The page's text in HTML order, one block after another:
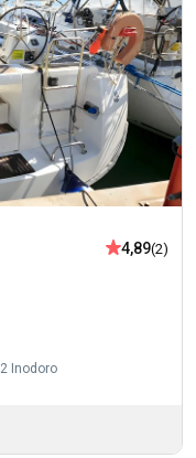
4,89(2)
2 Inodoro